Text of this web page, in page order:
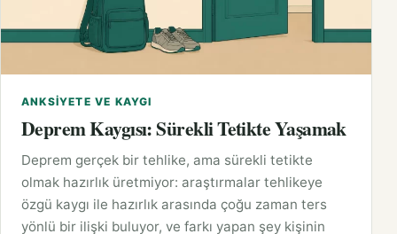
ANKSIYETE VE KAYGI
Deprem Kaygısı: Sürekli Tetikte Yaşamak
Deprem gerçek bir tehlike, ama sürekli tetikte
olmak hazırlık üretmiyor: araştırmalar tehlikeye
özgü kaygı ile hazırlık arasında çoğu zaman ters
yönlü bir ilişki buluyor, ve farkı yapan şey kişinin